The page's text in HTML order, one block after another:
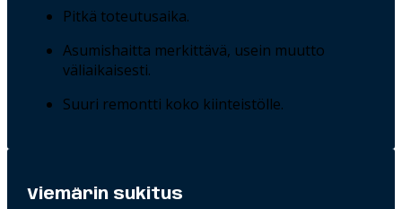
Pitkä toteutusaika.
Asumishaitta merkittävä, usein muutto
väliaikaisesti.
Suuri remontti koko kiinteistölle.
Viemärin sukitus